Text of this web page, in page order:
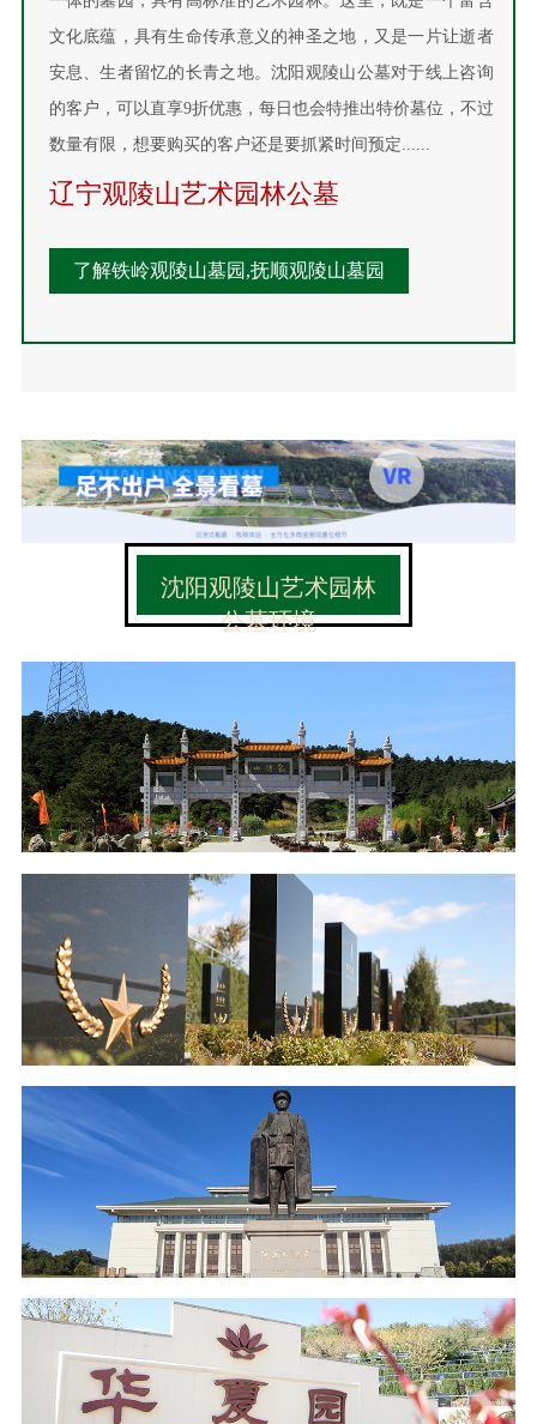
文化底蕴，具有生命传承意义的神圣之地，又是一片让逝者
安息、生者留忆的长青之地。沈阳观陵山公墓对于线上咨询
的客户，可以直享9折优惠，每日也会特推出特价墓位，不过
数量有限，想要购买的客户还是要抓紧时间预定......
辽宁观陵山艺术园林公墓
了解铁岭观陵山墓园,抚顺观陵山墓园
沈阳观陵山艺术园林
公墓环境